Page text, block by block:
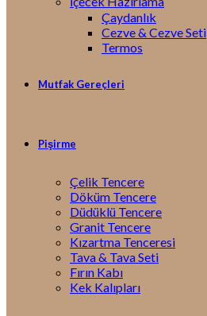
Çaydanlık
Cezve & Cezve Seti
Termos
Mutfak Gereçleri
Pişirme
Çelik Tencere
Döküm Tencere
Düdüklü Tencere
Granit Tencere
Kızartma Tenceresi
Tava & Tava Seti
Fırın Kabı
Kek Kalıpları